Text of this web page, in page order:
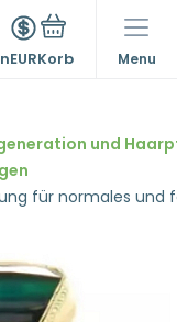
EUR Menu
und
für normales und